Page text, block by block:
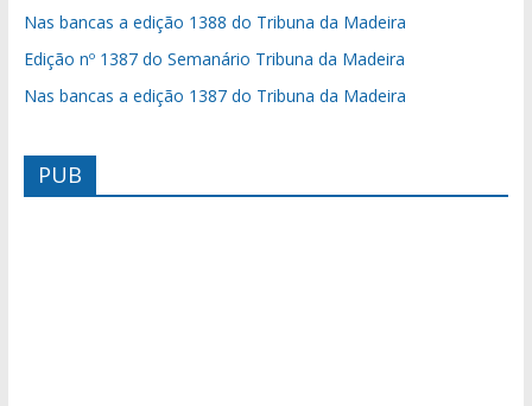
Nas bancas a edição 1388 do Tribuna da Madeira
Edição nº 1387 do Semanário Tribuna da Madeira
Nas bancas a edição 1387 do Tribuna da Madeira
PUB